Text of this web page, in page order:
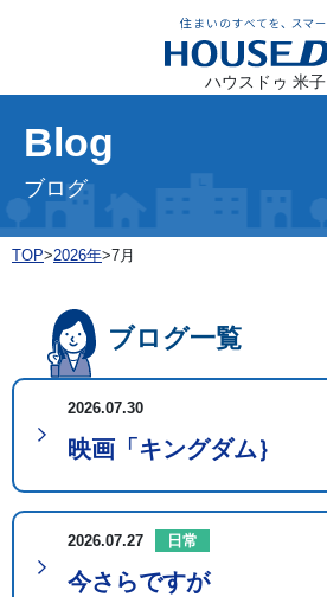
ハウスドゥ 米子
Blog
ブログ
TOP>2026年>7月
ブログ一覧
2026.07.30
映画「キングダム｝
2026.07.27 日常
今さらですが